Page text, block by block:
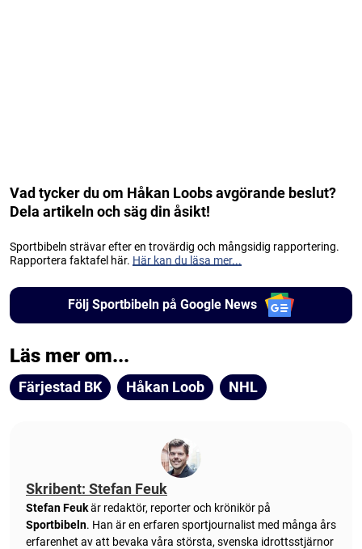
Vad tycker du om Håkan Loobs avgörande beslut?
Dela artikeln och säg din åsikt!
Sportbibeln strävar efter en trovärdig och mångsidig rapportering.
Rapportera faktafel här. Här kan du läsa mer...
Följ Sportbibeln på Google News
Läs mer om...
Färjestad BK Håkan Loob NHL
Skribent: Stefan Feuk
Stefan Feukär redaktör, reporter och krönikör på
Sportbibeln. Han är en erfaren sportjournalist med många års
erfarenhet av att bevaka våra största, svenska idrottsstjärnor